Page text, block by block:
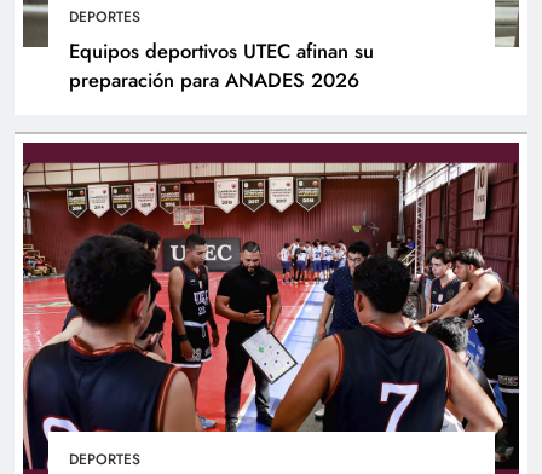
DEPORTES
Equipos deportivos UTEC afinan su
preparación para ANADES 2026
DEPORTES